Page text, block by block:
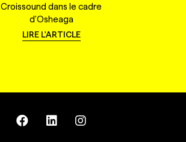
Croissound dans le cadre
d'Osheaga
LIRE L'ARTICLE